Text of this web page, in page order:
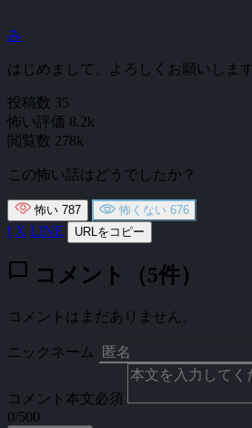
み
はじめまして、よろしくお願いします
投稿数 35
怖い評価 8.2k
閲覧数 278k
この怖い話はどうでしたか？
怖い 787 怖くない 676
f X LINE URLをコピー
chat_bubble コメント（5件）
コメントはまだありません。
ニックネーム
コメント本文必須
0/500